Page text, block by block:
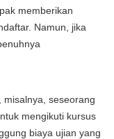
memberikan
Namun, jika
misalnya, seseorang
mengikuti kursus
biaya ujian yang